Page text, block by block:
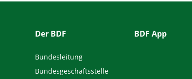
Der BDF
Bundesleitung
Bundesgeschäftsstelle
BDF App